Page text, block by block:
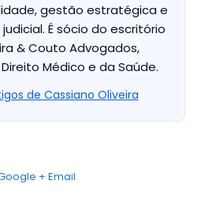
gestão estratégica e
É sócio do escritório
& Couto Advogados,
Médico e da Saúde.
de Cassiano Oliveira
+ Email